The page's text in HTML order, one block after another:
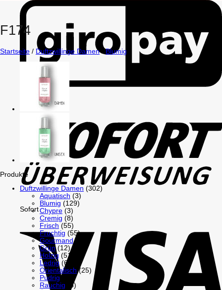
GiroPay
Sofort
F174
Startseite / Duftzwillinge Damen Blumig
Produkte
Duftzwillinge Damen (302)
Aquatisch (3)
Blumig (129)
Chypre (3)
Cremig (8)
Frisch (55)
Fruchtig (55)
Gourmand
Grün (12)
Holzig (51)
Ledrig (6)
Orientalisch (25)
Pudrig
Rauchig
(6)